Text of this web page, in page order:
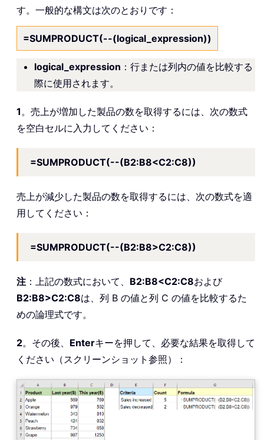
す。一般的な構文は次のとおりです：
=SUMPRODUCT(--(logical_expression))
logical_expression ：行または列内の値を比較する
際に使用されます。
1 。売上が増加した製品の数を取得するには、次の数式
を空白セルに入力してください：
=SUMPRODUCT(--(B2:B8<C2:C8))
売上が減少した製品の数を取得するには、次の数式を適
用してください：
=SUMPRODUCT(--(B2:B8>C2:C8))
注 ：上記の数式において、 B2:B8<C2:C8および
B2:B8>C2:C8は、列 B の値と列 C の値を比較するた
めの論理式です。
2。その後、 Enterキーを押して、必要な結果を取得して
ください（スクリーンショット参照）：